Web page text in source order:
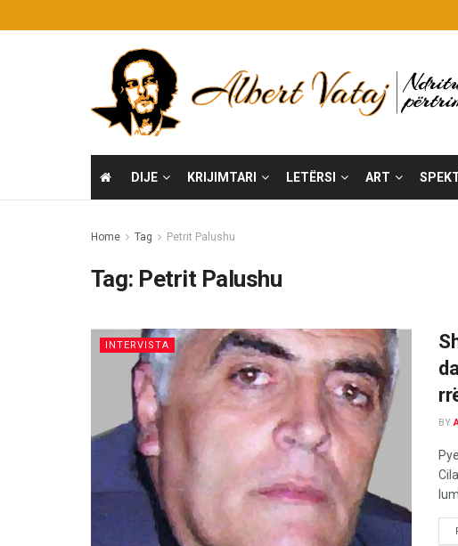
DIJE KRIJIMTARI LETËRSI ART
Home Tag Petrit Palushu
Tag: Petrit Palushu
INTERVISTA
BY